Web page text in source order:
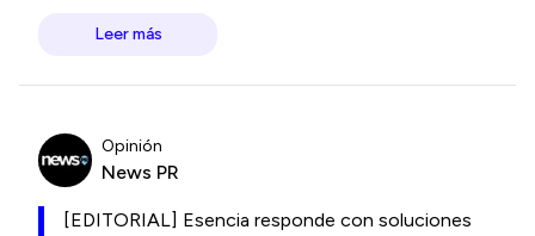
Leer más
Opinión
News PR
[EDITORIAL] Esencia responde con soluciones